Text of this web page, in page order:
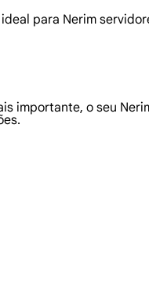
para Nerim
importante, o seu